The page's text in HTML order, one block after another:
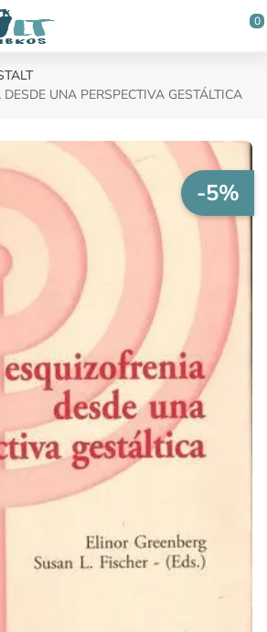
0
UNA PERSPECTIVA GESTÁLTICA
-5%